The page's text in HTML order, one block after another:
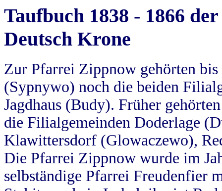
Taufbuch 1838 - 1866
Deutsch Krone
Zur Pfarrei Zippnow gehörten
(Sypnywo) noch die beiden
Jagdhaus (Budy). Früher
die Filialgemeinden Doderlage
Klawittersdorf (Glowaczewo),
Die Pfarrei Zippnow wurde im
selbständige Pfarrei Freudenfier